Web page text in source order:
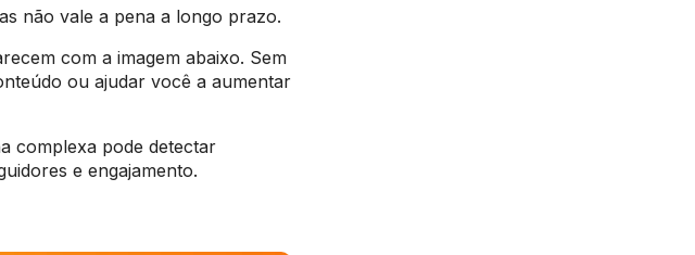
não vale a pena a longo prazo.
com a imagem abaixo. Sem
ou ajudar você a aumentar
complexa pode detectar
e engajamento.